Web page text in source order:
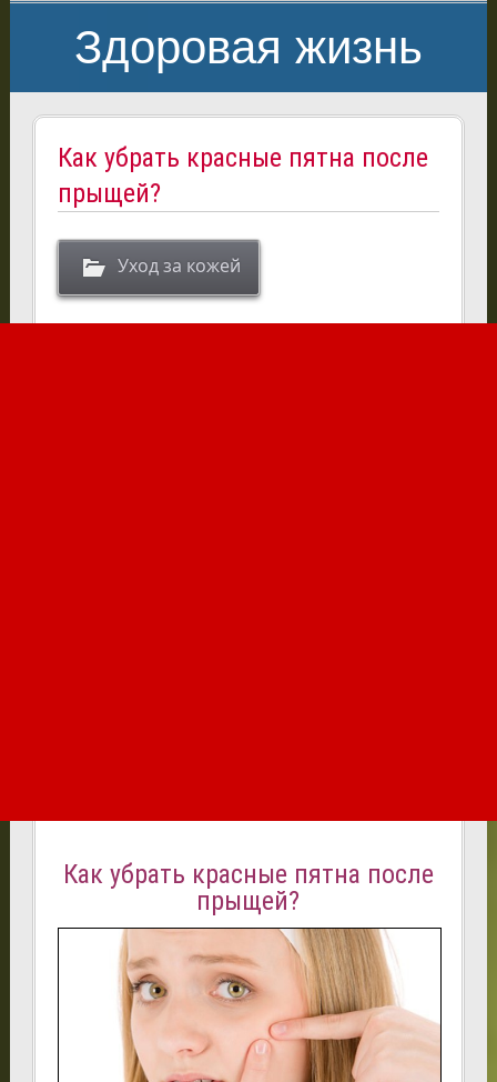
Здоровая жизнь
Как убрать красные пятна после
прыщей?
Уход за кожей
Как убрать красные пятна после
прыщей?